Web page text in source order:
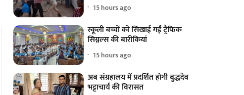
15 hours ago
स्कूली बच्चों को सिखाई गईं ट्रैफिक
सिग्नल्स की बारीकियां
15 hours ago
अब संग्रहालय में प्रदर्शित होगी बुद्धदेव
भट्टाचार्य की विरासत